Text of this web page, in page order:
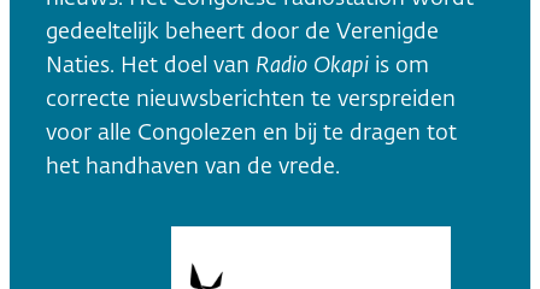
gedeeltelijk beheert door de Verenigde
Naties. Het doel van Radio Okapi is om
correcte nieuwsberichten te verspreiden
voor alle Congolezen en bij te dragen tot
het handhaven van de vrede.